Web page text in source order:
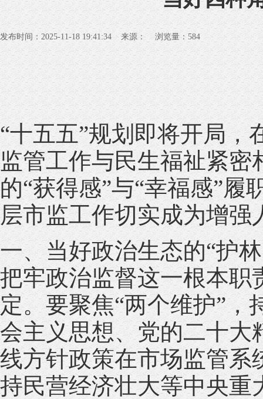
发布时间：2025-11-18 19:41:34 来源： 浏览量： 584
“十五五”规划即将开局
监管工作与民生福祉紧
的“获得感”与“幸福感”履
层市监工作切实成为增
一、当好政治生态的“护
把牢政治监督这一根本职
定。要聚焦“两个维护”
会主义思想、党的二十大
线方针政策在市场监管系
持民营经济壮大等中央重